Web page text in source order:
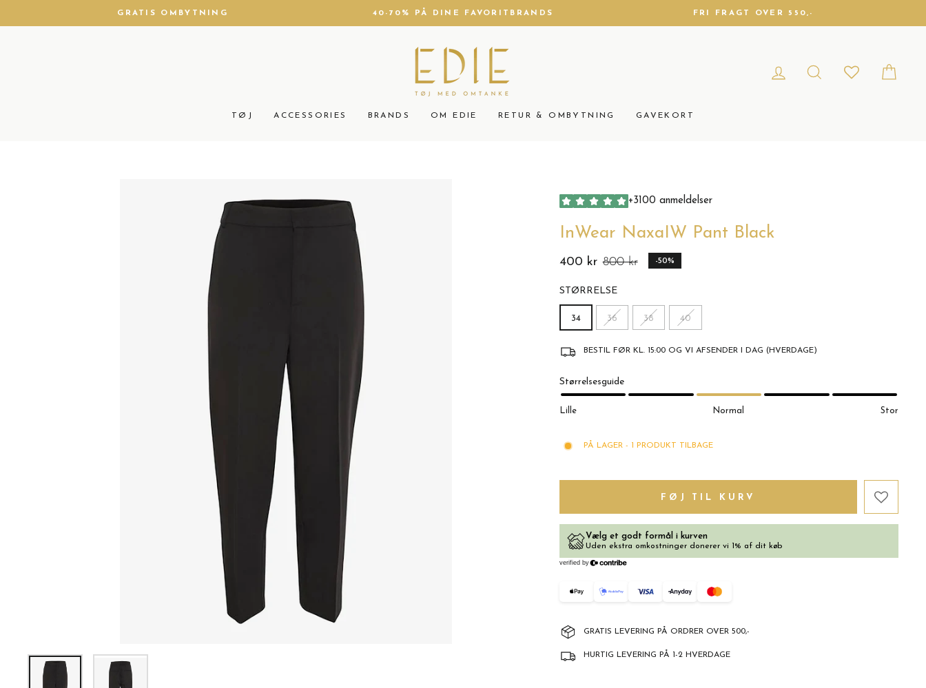
til
slideshow
pause
GRATIS OMBYTNING 40-70% PÅ DINE FAVORITBRANDS FRI FRAGT OVER 550,-
LOG INDSØG
TØJ ACCESSORIES BRANDS OM EDIE RETUR & OMBYTNING GAVEKORT
+3100 anmeldelser
InWear NaxaIW Pant Black
Normalpris
Udsalgspris
400 kr 800 kr -50%
STØRRELSE
34 36 38 40
BESTIL FØR KL. 15:00 OG VI AFSENDER I DAG (HVERDAGE)
Størrelsesguide
Lille Normal Stor
PÅ LAGER - 1 PRODUKT TILBAGE
FØJ TIL KURV
GRATIS LEVERING PÅ ORDRER OVER 500,-
HURTIG LEVERING PÅ 1-2 HVERDAGE